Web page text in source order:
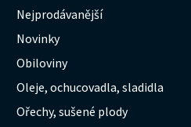
Nejprodávanější
Novinky
Obiloviny
Oleje, ochucovadla, sladidla
Ořechy, sušené plody